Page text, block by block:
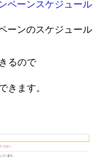
ペーンスケジュール
ーンのスケジュール
るので
きます。